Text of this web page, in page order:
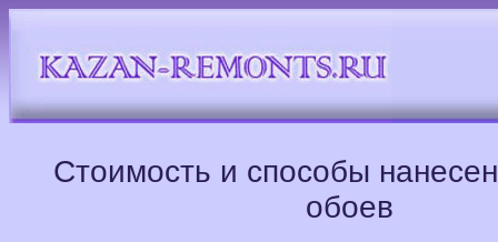
Стоимость и способы
обоев